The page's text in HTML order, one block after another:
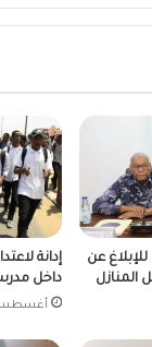
عن
المنازل
إدانة
داخل
أغسطس 8,